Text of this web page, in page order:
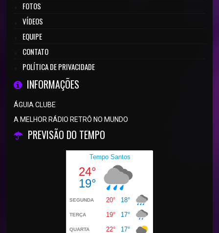
FOTOS
VÍDEOS
EQUIPE
CONTATO
POLÍTICA DE PRIVACIDADE
INFORMAÇÕES
ÁGUIA CLUBE
A MELHOR RÁDIO RETRÔ NO MUNDO
PREVISÃO DO TEMPO